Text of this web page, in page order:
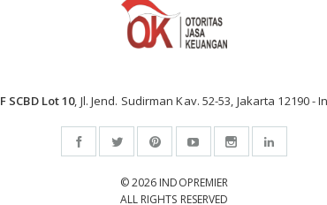
SCBD Lot 10, Jl. Jend. Sudirman Kav. 52-53, Jakarta 12190 -
© 2026 INDOPREMIER
ALL RIGHTS RESERVED